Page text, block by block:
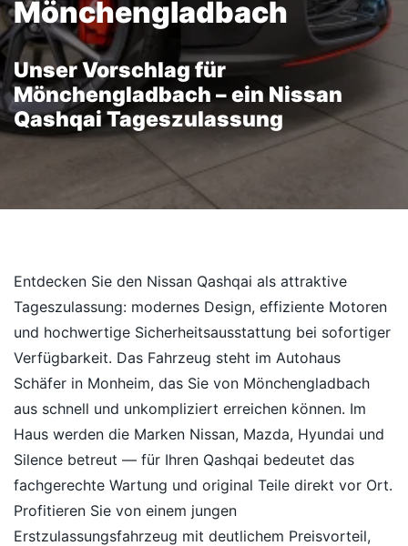
Mönchengladbach
Unser Vorschlag für
Mönchengladbach – ein Nissan
Qashqai Tageszulassung
Entdecken Sie den Nissan Qashqai als attraktive
Tageszulassung: modernes Design, effiziente Motoren
und hochwertige Sicherheitsausstattung bei sofortiger
Verfügbarkeit. Das Fahrzeug steht im Autohaus
Schäfer in Monheim, das Sie von Mönchengladbach
aus schnell und unkompliziert erreichen können. Im
Haus werden die Marken Nissan, Mazda, Hyundai und
Silence betreut — für Ihren Qashqai bedeutet das
fachgerechte Wartung und original Teile direkt vor Ort.
Profitieren Sie von einem jungen
Erstzulassungsfahrzeug mit deutlichem Preisvorteil,